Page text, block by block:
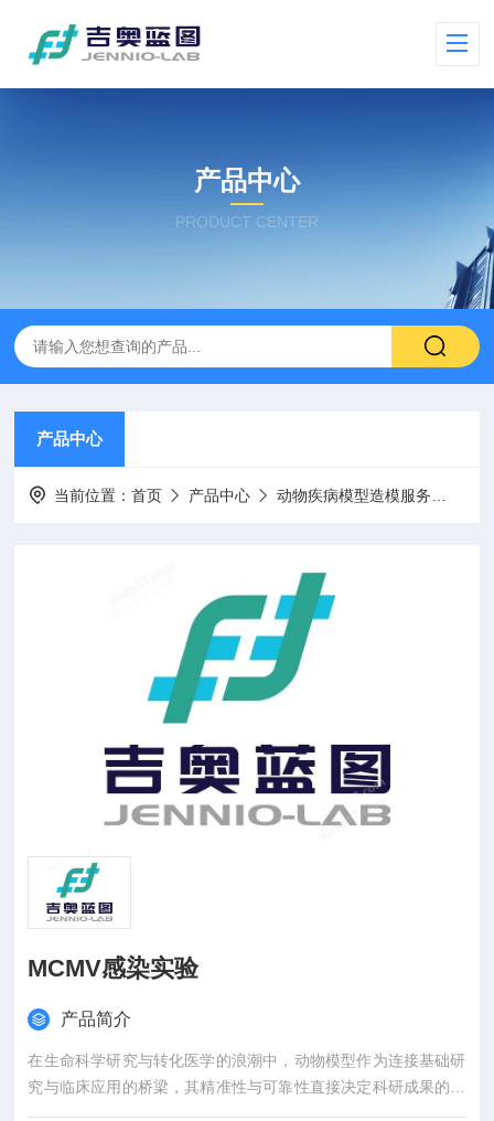
产品中心
PRODUCT CENTER
产品中心
当前位置：首页 产品中心 动物疾病模型造模服务
MCMV感染实验
产品简介
在生命科学研究与转化医学的浪潮中，动物模型作为连接基础研
究与临床应用的桥梁，其精准性与可靠性直接决定科研成果的价
值。吉奥蓝图（JENNIO-LAB）深耕生物医学领域十余载，凭借